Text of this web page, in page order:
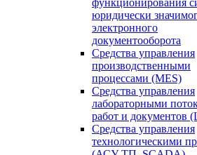
юридически
электронного
документооборота
Средства управления
производственными
процессами (MES)
Средства управления
лабораторными
работ и документов
Средства управления
технологическими